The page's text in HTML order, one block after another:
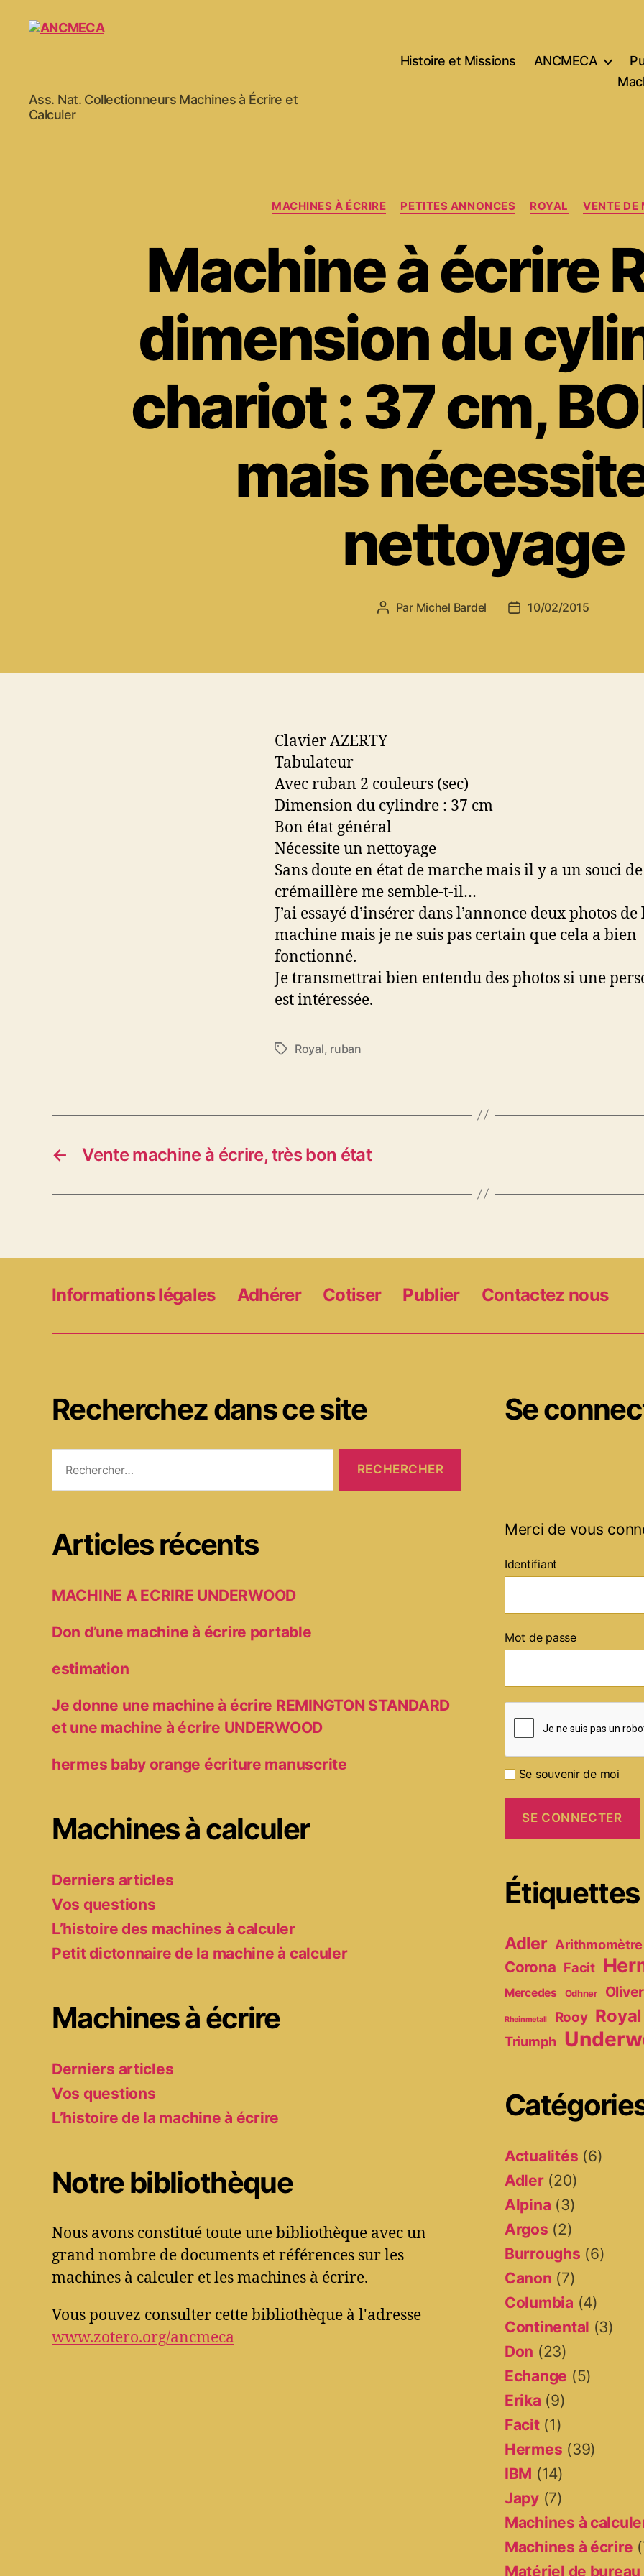
ANCMECA
Ass. Nat. Collectionneurs Machines à Écrire et
Calculer
Histoire et Missions ANCMECA
Catégories
MACHINES À ÉCRIRE PETITES ANNONCES ROYAL VENTE DE
Machine à écrire
dimension du
chariot : 37 cm,
mais
nettoyage
Auteur
Par Michel Bardel
Date10/02/2015
Clavier AZERTY
Tabulateur
Avec ruban 2 couleurs (sec)
Dimension du cylindre : 37 cm
Bon état général
Nécessite un nettoyage
Sans doute en état de marche mais il y a un souci de
crémaillère me semble-t-il…
J’ai essayé d’insérer dans l’annonce deux photos de
machine mais je ne suis pas certain que cela a bien
fonctionné.
Je transmettrai bien entendu des photos si une
est intéressée.
Étiquettes
Royal, ruban
← Vente machine à écrire, très bon état
Informations légales Adhérer Cotiser Publier Contactez nous
Recherchez dans ce site
Articles récents
MACHINE A ECRIRE UNDERWOOD
Don d’une machine à écrire portable
estimation
Je donne une machine à écrire REMINGTON STANDARD
et une machine à écrire UNDERWOOD
hermes baby orange écriture manuscrite
Machines à calculer
Derniers articles
Vos questions
L’histoire des machines à calculer
Petit dictonnaire de la machine à calculer
Machines à écrire
Derniers articles
Vos questions
L’histoire de la machine à écrire
Notre bibliothèque
Nous avons constitué toute une bibliothèque avec un
grand nombre de documents et références sur les
machines à calculer et les machines à écrire.
Vous pouvez consulter cette bibliothèque à l'adresse
www.zotero.org/ancmeca
Se
Merci de vous
Identifiant
Mot de passe
Se souvenir de moi
Étiquettes
Adler Arithmomètre
Corona Facit
Mercedes Odhner Oliver
Rheinmetall Rooy Royal
Triumph
Actualités (6)
Adler(20)
Alpina (3)
Argos (2)
Burroughs (6)
Canon (7)
Columbia (4)
Continental (3)
Don (23)
Echange (5)
Erika (9)
Facit(1)
Hermes (39)
IBM (14)
Japy(7)
Machines à
Machines à écrire
Matériel de bureau